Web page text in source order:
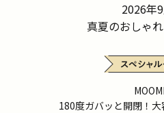
2026年
真夏のおしゃ
180度ガバッと開閉！